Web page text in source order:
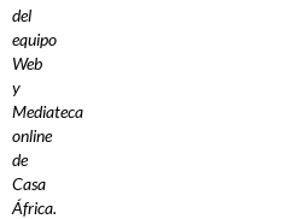
del
equipo
Web
y
Mediateca
online
de
Casa
África.